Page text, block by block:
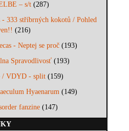
– s/t(287)
- 333 stříbrných kokotů / Pohled
(216)
- Neptej se proč (193)
Spravodlivosť (193)
/ VDYD - split(159)
Hyaenarum (149)
fanzine (147)